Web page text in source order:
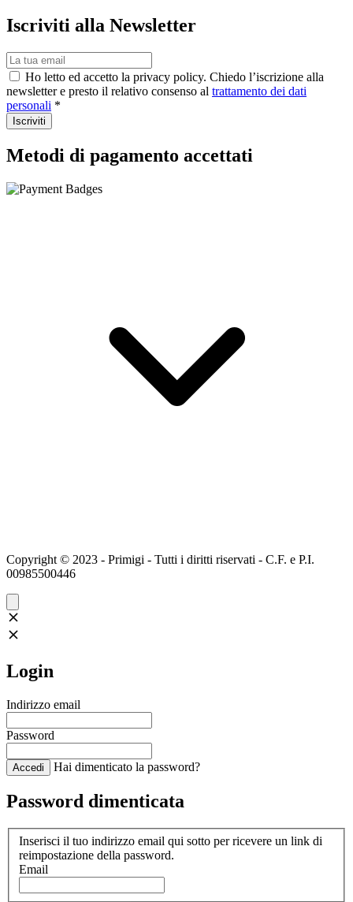
Iscriviti alla Newsletter
Ho letto ed accetto la privacy policy. Chiedo l’iscrizione alla
newsletter e presto il relativo consenso al trattamento dei dati
personali *
Iscriviti
Metodi di pagamento accettati
Copyright © 2023 - Primigi - Tutti i diritti riservati - C.F. e P.I.
00985500446
Login
Indirizzo email
Password
Accedi Hai dimenticato la password?
Password dimenticata
Inserisci il tuo indirizzo email qui sotto per ricevere un link di
reimpostazione della password.
Email